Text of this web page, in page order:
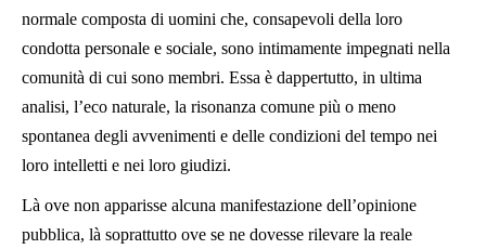
normale composta di uomini che, consapevoli della loro
condotta personale e sociale, sono intimamente impegnati nella
comunità di cui sono membri. Essa è dappertutto, in ultima
analisi, l’eco naturale, la risonanza comune più o meno
spontanea degli avvenimenti e delle condizioni del tempo nei
loro intelletti e nei loro giudizi.
Là ove non apparisse alcuna manifestazione dell’opinione
pubblica, là soprattutto ove se ne dovesse rilevare la reale